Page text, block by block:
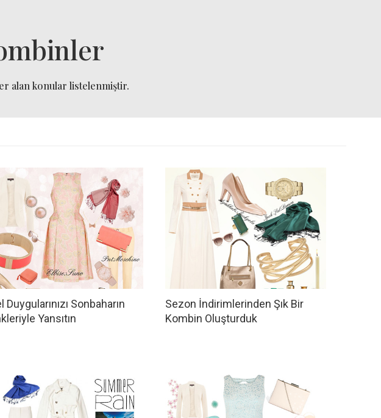
alan konular listelenmiştir.
Duygularınızı Sonbaharın
Yansıtın
Sezon İndirimlerinden Şık Bir
Kombin Oluşturduk